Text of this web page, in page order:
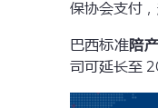
保协会支付
巴西标准陪
司可延长至